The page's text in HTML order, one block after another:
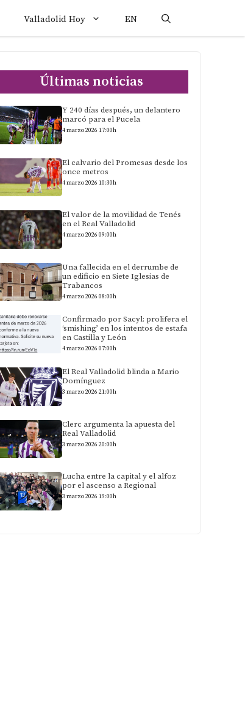
Valladolid Hoy EN
Últimas noticias
Y 240 días después, un delantero
marcó para el Pucela
4 marzo 2026 17:00h
El calvario del Promesas desde los
once metros
4 marzo 2026 10:30h
El valor de la movilidad de Tenés
en el Real Valladolid
4 marzo 2026 09:00h
Una fallecida en el derrumbe de
un edificio en Siete Iglesias de
Trabancos
4 marzo 2026 08:00h
Confirmado por Sacyl: prolifera el
‘smishing’ en los intentos de estafa
en Castilla y León
4 marzo 2026 07:00h
El Real Valladolid blinda a Mario
Domínguez
3 marzo 2026 21:00h
Clerc argumenta la apuesta del
Real Valladolid
3 marzo 2026 20:00h
Lucha entre la capital y el alfoz
por el ascenso a Regional
3 marzo 2026 19:00h